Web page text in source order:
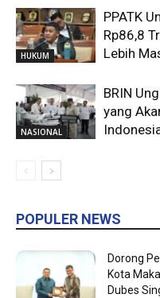
HUKUM
PPATK
Rp86,8
Lebih
NASIONAL
BRIN
yang
POPULER NEWS
Dorong
Kota
Dubes